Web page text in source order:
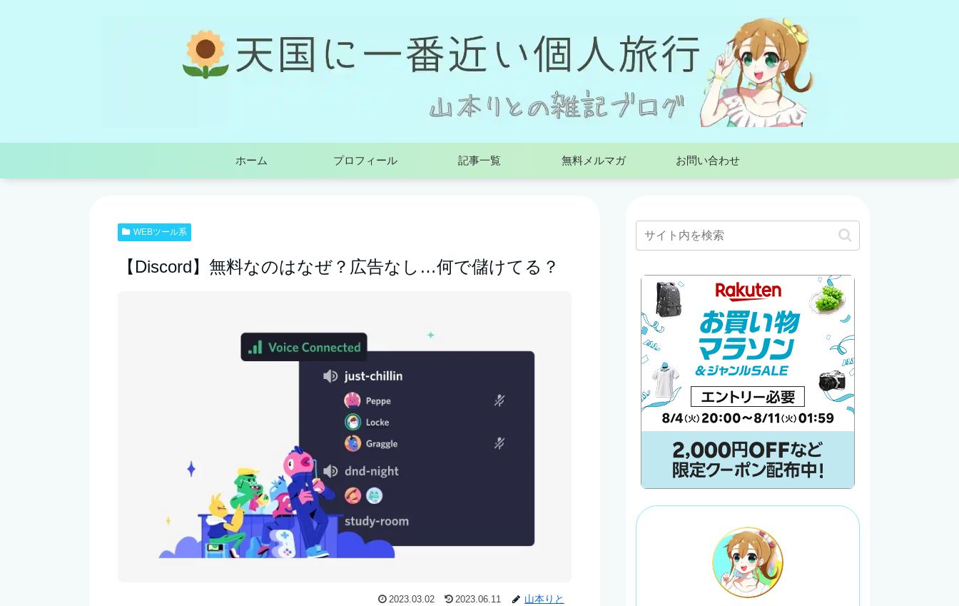
ホーム プロフィール 記事一覧 無料メルマガ お問い合わせ
WEBツール系
【Discord】無料なのはなぜ？広告なし…何で儲けてる？
2023.03.02 2023.06.11 山本りと